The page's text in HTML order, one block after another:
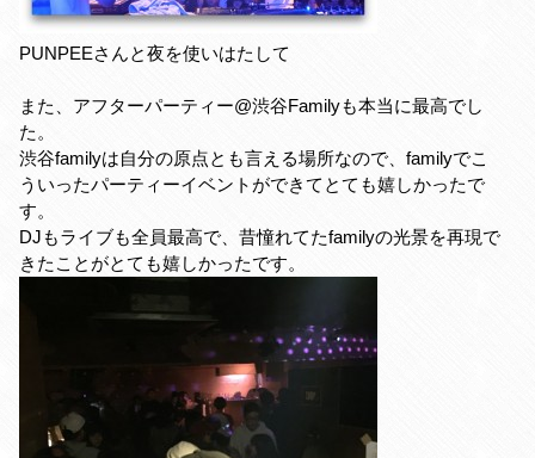
PUNPEEさんと夜を使いはたして
また、アフターパーティー@渋谷Familyも本当に最高でし
た。
渋谷familyは自分の原点とも言える場所なので、familyでこ
ういったパーティーイベントができてとても嬉しかったで
す。
DJもライブも全員最高で、昔憧れてたfamilyの光景を再現で
きたことがとても嬉しかったです。